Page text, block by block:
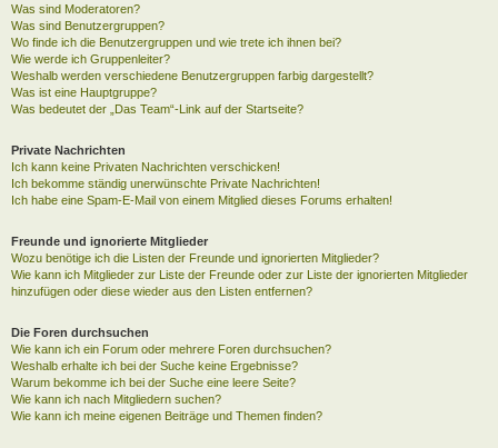
Was sind Moderatoren?
Was sind Benutzergruppen?
Wo finde ich die Benutzergruppen und wie trete ich ihnen bei?
Wie werde ich Gruppenleiter?
Weshalb werden verschiedene Benutzergruppen farbig dargestellt?
Was ist eine Hauptgruppe?
Was bedeutet der „Das Team“-Link auf der Startseite?
Private Nachrichten
Ich kann keine Privaten Nachrichten verschicken!
Ich bekomme ständig unerwünschte Private Nachrichten!
Ich habe eine Spam-E-Mail von einem Mitglied dieses Forums erhalten!
Freunde und ignorierte Mitglieder
Wozu benötige ich die Listen der Freunde und ignorierten Mitglieder?
Wie kann ich Mitglieder zur Liste der Freunde oder zur Liste der ignorierten Mitglieder
hinzufügen oder diese wieder aus den Listen entfernen?
Die Foren durchsuchen
Wie kann ich ein Forum oder mehrere Foren durchsuchen?
Weshalb erhalte ich bei der Suche keine Ergebnisse?
Warum bekomme ich bei der Suche eine leere Seite?
Wie kann ich nach Mitgliedern suchen?
Wie kann ich meine eigenen Beiträge und Themen finden?